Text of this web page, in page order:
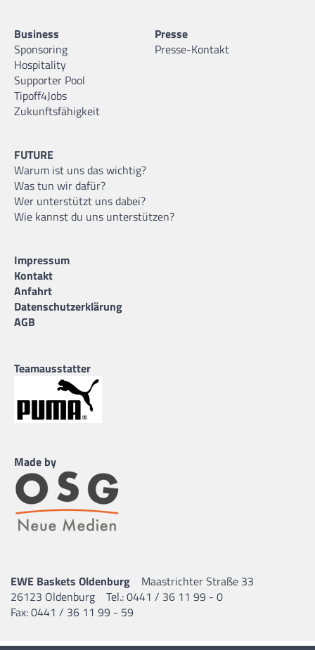
Business
Sponsoring
Hospitality
Supporter Pool
Tipoff4Jobs
Zukunftsfähigkeit
Presse
Presse-Kontakt
FUTURE
Warum ist uns das wichtig?
Was tun wir dafür?
Wer unterstützt uns dabei?
Wie kannst du uns unterstützen?
Impressum
Kontakt
Anfahrt
Datenschutzerklärung
AGB
Teamausstatter
Made by
EWE Baskets Oldenburg
Maastrichter Straße 33
26123 Oldenburg
Tel.: 0441 / 36 11 99 - 0
Fax: 0441 / 36 11 99 - 59